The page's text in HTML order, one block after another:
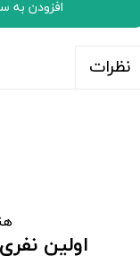
افزودن به
نظرات
اولین